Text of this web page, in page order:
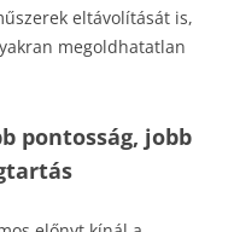
eltávolítását is,
megoldhatatlan
pontosság, jobb